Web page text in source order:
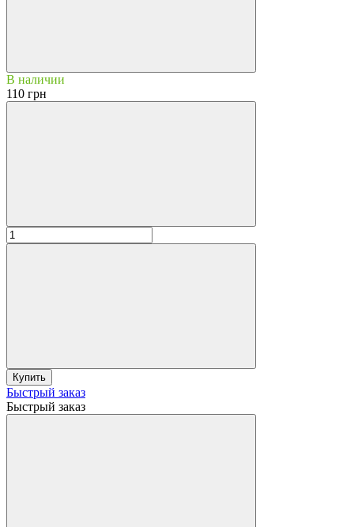
В наличии
110 грн
Купить
Быстрый заказ
Быстрый заказ